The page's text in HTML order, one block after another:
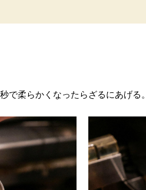
で柔らかくなったらざるにあげる。